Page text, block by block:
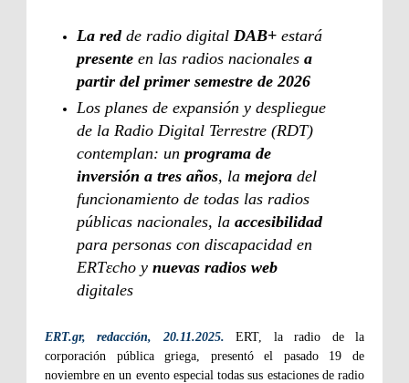
La redde radio digital DAB+ estará
presente en las radios nacionales a
partir del primer semestre de 2026
Los planes de expansión y despliegue
de la Radio Digital Terrestre (RDT)
contemplan: un programa de
inversión a tres años, la mejora del
funcionamiento de todas las radios
públicas nacionales, la accesibilidad
para personas con discapacidad en
ERTεcho y nuevas radios web
digitales
ERT.gr, redacción, 20.11.2025. ERT, la radio de la
corporación pública griega, presentó el pasado 19 de
noviembre en un evento especial todas sus estaciones de radio